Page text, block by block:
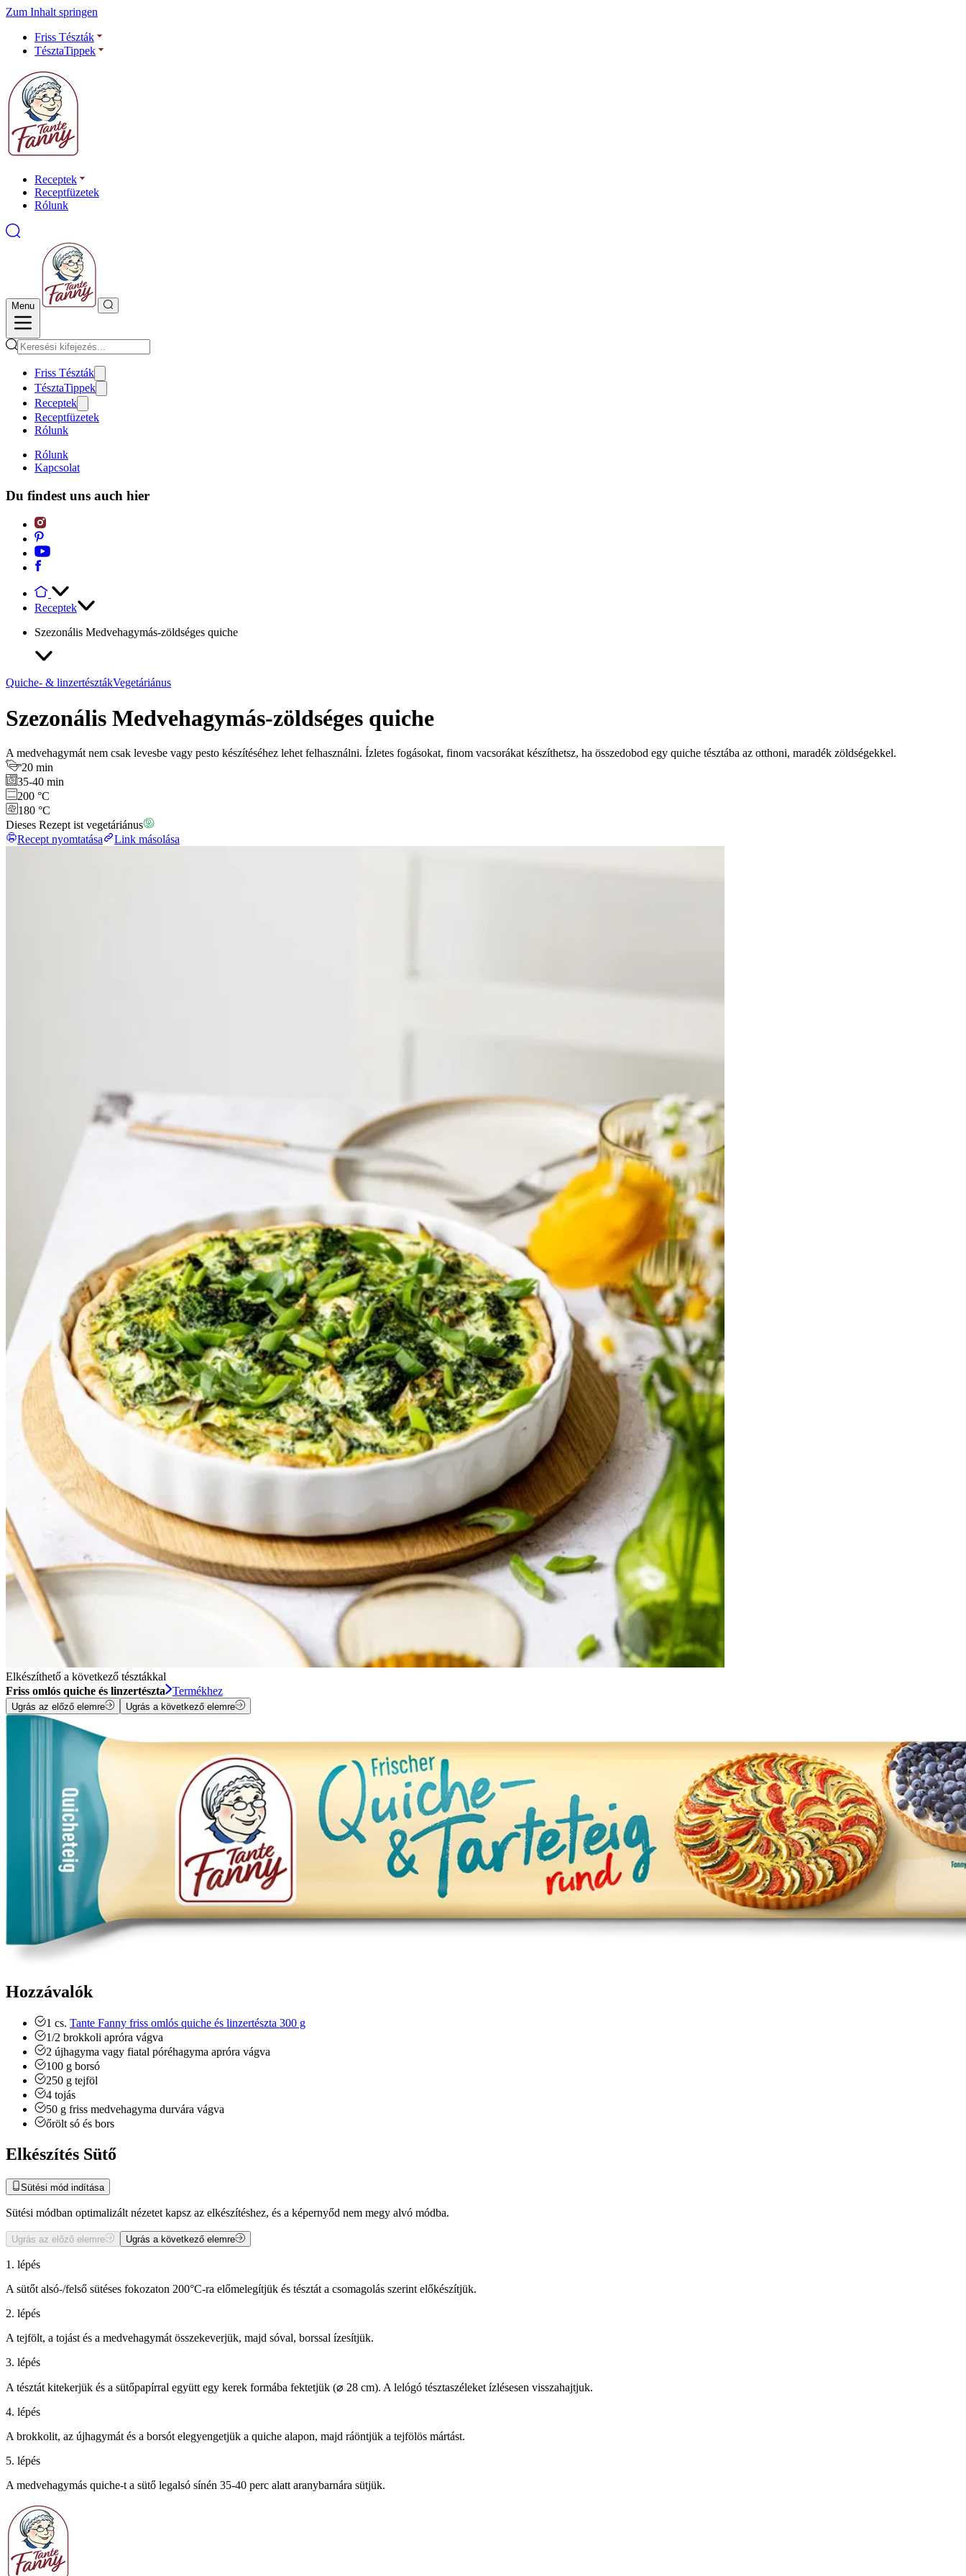
Zum Inhalt springen
Friss Tészták
TésztaTippek
Receptek
Receptfüzetek
Rólunk
Menu
Friss Tészták
TésztaTippek
Receptek
Receptfüzetek
Rólunk
Rólunk
Kapcsolat
Du findest uns auch hier
Receptek
Szezonális Medvehagymás-zöldséges quiche
Quiche- & linzertésztákVegetáriánus
Szezonális Medvehagymás-zöldséges quiche
A medvehagymát nem csak levesbe vagy pesto készítéséhez lehet felhasználni. Ízletes fogásokat, finom vacsorákat készíthetsz, ha összedobod egy quiche tésztába az otthoni, maradék zöldségekkel.
20 min
35-40 min
200 °C
180 °C
Dieses Rezept ist vegetáriánus
Recept nyomtatása
Link másolása
Elkészíthető a következő tésztákkal
Friss omlós quiche és linzertészta
Termékhez
Ugrás az előző elemre Ugrás a következő elemre
Hozzávalók
1 cs. Tante Fanny friss omlós quiche és linzertészta 300 g
1/2 brokkoli apróra vágva
2 újhagyma vagy fiatal póréhagyma apróra vágva
100 g borsó
250 g tejföl
4 tojás
50 g friss medvehagyma durvára vágva
őrölt só és bors
Elkészítés Sütő
Sütési mód indítása
Sütési módban optimalizált nézetet kapsz az elkészítéshez, és a képernyőd nem megy alvó módba.
Ugrás az előző elemre Ugrás a következő elemre
1. lépés
A sütőt alsó-/felső sütéses fokozaton 200°C-ra előmelegítjük és tésztát a csomagolás szerint előkészítjük.
2. lépés
A tejfölt, a tojást és a medvehagymát összekeverjük, majd sóval, borssal ízesítjük.
3. lépés
A tésztát kitekerjük és a sütőpapírral együtt egy kerek formába fektetjük (⌀ 28 cm). A lelógó tésztaszéleket ízlésesen visszahajtjuk.
4. lépés
A brokkolit, az újhagymát és a borsót elegyengetjük a quiche alapon, majd ráöntjük a tejfölös mártást.
5. lépés
A medvehagymás quiche-t a sütő legalsó sínén 35-40 perc alatt aranybarnára sütjük.